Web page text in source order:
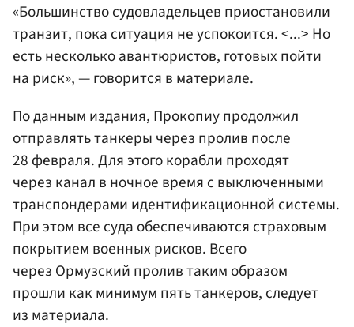
«Большинство судовладельцев приостановили
транзит, пока ситуация не успокоится. <...> Но
есть несколько авантюристов, готовых пойти
на риск», — говорится в материале.
По данным издания, Прокопиу продолжил
отправлять танкеры через пролив после
28 февраля. Для этого корабли проходят
через канал в ночное время с выключенными
транспондерами идентификационной системы.
При этом все суда обеспечиваются страховым
покрытием военных рисков. Всего
через Ормузский пролив таким образом
прошли как минимум пять танкеров, следует
из материала.